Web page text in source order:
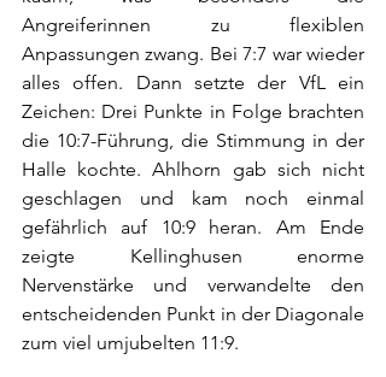
Angreiferinnen zu flexiblen
Anpassungen zwang. Bei 7:7 war wieder
alles offen. Dann setzte der VfL ein
Zeichen: Drei Punkte in Folge brachten
die 10:7-Führung, die Stimmung in der
Halle kochte. Ahlhorn gab sich nicht
geschlagen und kam noch einmal
gefährlich auf 10:9 heran. Am Ende
zeigte Kellinghusen enorme
Nervenstärke und verwandelte den
entscheidenden Punkt in der Diagonale
zum viel umjubelten 11:9.